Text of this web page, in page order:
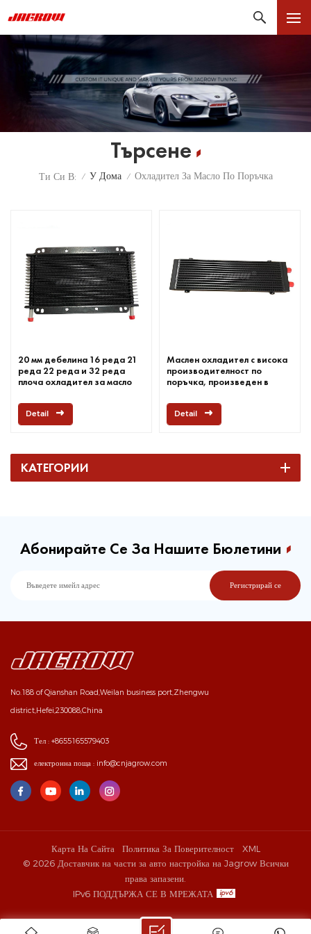
Търсене
Ти Си В: / У Дома / Охладител За Масло По Поръчка
20 мм дебелина 16 реда 21
реда 22 реда и 32 реда
плоча охладител за масло
Detail
Маслен охладител с висока
производителност по
поръчка, произведен в
Detail
КАТЕГОРИИ
Абонирайте Се За Нашите Бюлетини
No.188 of Qianshan Road,Weilan business port,Zhengwu
district,Hefei,230088,China
Тел : +8655165579403
електронна поща : info@cnjagrow.com
Карта На Сайта Политика За Поверителност
XML
© 2026 Доставчик на части за авто настройка на Jagrow Всички
права запазени.
IPv6 ПОДДЪРЖА СЕ В МРЕЖАТА